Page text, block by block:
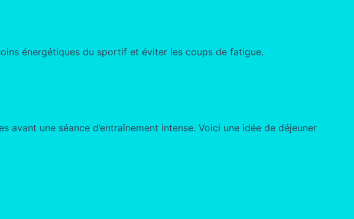
énergétiques du sportif et éviter les coups de fatigue.
une séance d’entraînement intense. Voici une idée de déjeuner